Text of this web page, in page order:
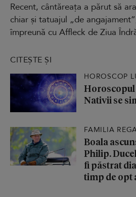
Recent, cântăreața a părut să
chiar și tatuajul „de
împreună cu Affleck de Ziua
CITEȘTE ȘI
HOROSCOP
Nativii se
FAMILIA
Boala
Philip.
fi păstrat
timp de opt